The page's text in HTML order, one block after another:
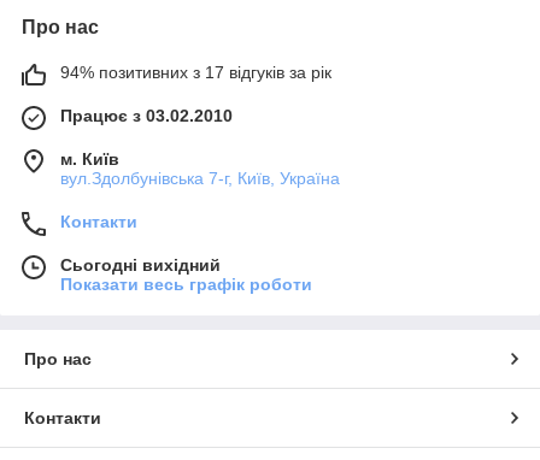
Про нас
94% позитивних з 17 відгуків за рік
Працює з 03.02.2010
м. Київ
вул.Здолбунівська 7-г, Київ, Україна
Контакти
Сьогодні вихідний
Показати весь графік роботи
Про нас
Контакти